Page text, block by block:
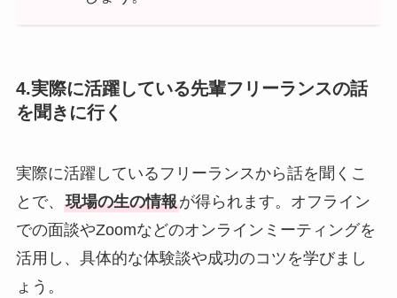
4.実際に活躍している先輩フリーランスの話
を聞きに行く
実際に活躍しているフリーランスから話を聞くこ
とで、 現場の生の情報が得られます。オフライン
での面談やZoomなどのオンラインミーティングを
活用し、具体的な体験談や成功のコツを学びまし
ょう。